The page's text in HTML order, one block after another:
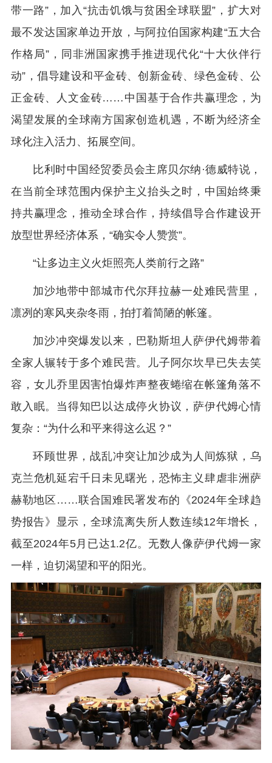
带一路”，加入“抗击饥饿与贫困全球联盟”，扩大对
最不发达国家单边开放，与阿拉伯国家构建“五大合
作格局”，同非洲国家携手推进现代化“十大伙伴行
动”，倡导建设和平金砖、创新金砖、绿色金砖、公
正金砖、人文金砖……中国基于合作共赢理念，为
渴望发展的全球南方国家创造机遇，不断为经济全
球化注入活力、拓展空间。
比利时中国经贸委员会主席贝尔纳·德威特说，
在当前全球范围内保护主义抬头之时，中国始终秉
持共赢理念，推动全球合作，持续倡导合作建设开
放型世界经济体系，“确实令人赞赏”。
“让多边主义火炬照亮人类前行之路”
加沙地带中部城市代尔拜拉赫一处难民营里，
凛冽的寒风夹杂冬雨，拍打着简陋的帐篷。
加沙冲突爆发以来，巴勒斯坦人萨伊代姆带着
全家人辗转于多个难民营。儿子阿尔坎早已失去笑
容，女儿乔里因害怕爆炸声整夜蜷缩在帐篷角落不
敢入眠。当得知巴以达成停火协议，萨伊代姆心情
复杂：“为什么和平来得这么迟？”
环顾世界，战乱冲突让加沙成为人间炼狱，乌
克兰危机延宕千日未见曙光，恐怖主义肆虐非洲萨
赫勒地区……联合国难民署发布的《2024年全球趋
势报告》显示，全球流离失所人数连续12年增长，
截至2024年5月已达1.2亿。无数人像萨伊代姆一家
一样，迫切渴望和平的阳光。